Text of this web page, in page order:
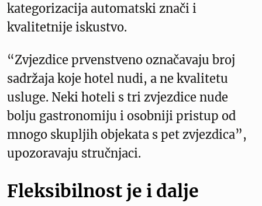
kategorizacija automatski znači i
kvalitetnije iskustvo.
“Zvjezdice prvenstveno označavaju broj
sadržaja koje hotel nudi, a ne kvalitetu
usluge. Neki hoteli s tri zvjezdice nude
bolju gastronomiju i osobniji pristup od
mnogo skupljih objekata s pet zvjezdica”,
upozoravaju stručnjaci.
Fleksibilnost je i dalje